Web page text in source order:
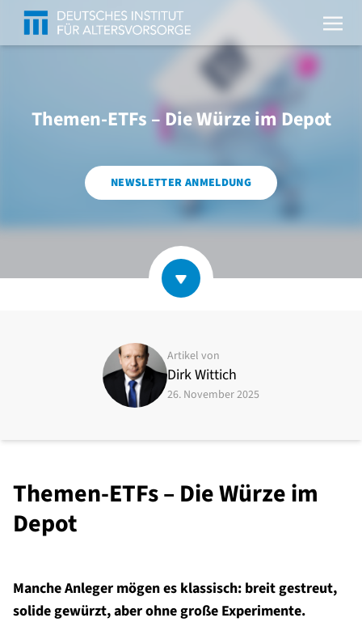
Themen-ETFs – Die Würze im Depot
NEWSLETTER ANMELDUNG
Artikel von
Dirk Wittich
26. November 2025
Themen-ETFs – Die Würze im
Depot
Manche Anleger mögen es klassisch: breit gestreut,
solide gewürzt, aber ohne große Experimente.